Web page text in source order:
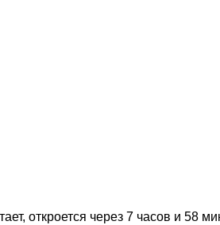
откроется через 7 часов и 58